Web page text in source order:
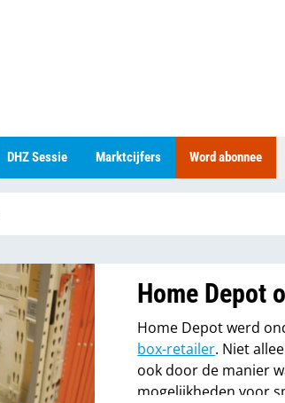
DHZ Sessie Marktcijfers Word abonnee
Home Depot
Home Depot werd
box-retailer. Niet
ook door de manier
mogelijkheden voor